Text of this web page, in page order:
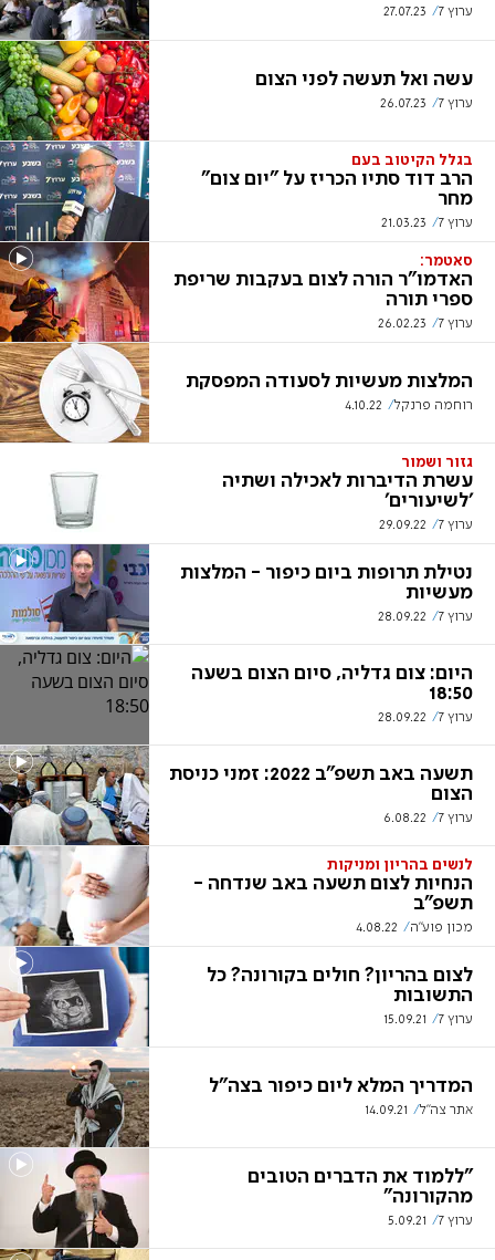
ערוץ 7 27.07.23
עשה ואל תעשה לפני הצום
ערוץ 7 26.07.23
בגלל הקיטוב בעם
הרב דוד סתיו הכריז על "יום צום"
מחר
ערוץ 7 21.03.23
סאטמר:
האדמו"ר הורה לצום בעקבות שריפת
ספרי תורה
ערוץ 7 26.02.23
המלצות מעשיות לסעודה המפסקת
רוחמה פרנקל 4.10.22
גזור ושמור
עשרת הדיברות לאכילה ושתיה
'לשיעורים'
ערוץ 7 29.09.22
נטילת תרופות ביום כיפור - המלצות
מעשיות
ערוץ 7 28.09.22
היום: צום גדליה, סיום הצום בשעה
18:50
ערוץ 7 28.09.22
תשעה באב תשפ"ב 2022: זמני כניסת
הצום
ערוץ 7 6.08.22
לנשים בהריון ומניקות
הנחיות לצום תשעה באב שנדחה -
תשפ"ב
מכון פוע"ה 4.08.22
לצום בהריון? חולים בקורונה? כל
התשובות
ערוץ 7 15.09.21
המדריך המלא ליום כיפור בצה"ל
אתר צה"ל 14.09.21
"ללמוד את הדברים הטובים
מהקורונה"
ערוץ 7 5.09.21